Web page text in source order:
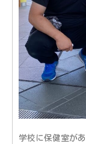
学校に保健室が